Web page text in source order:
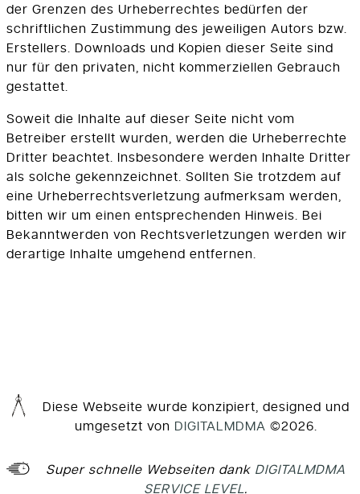
der Grenzen des Urheberrechtes bedürfen der
schriftlichen Zustimmung des jeweiligen Autors bzw.
Erstellers. Downloads und Kopien dieser Seite sind
nur für den privaten, nicht kommerziellen Gebrauch
gestattet.
Soweit die Inhalte auf dieser Seite nicht vom
Betreiber erstellt wurden, werden die Urheberrechte
Dritter beachtet. Insbesondere werden Inhalte Dritter
als solche gekennzeichnet. Sollten Sie trotzdem auf
eine Urheberrechtsverletzung aufmerksam werden,
bitten wir um einen entsprechenden Hinweis. Bei
Bekanntwerden von Rechtsverletzungen werden wir
derartige Inhalte umgehend entfernen.
Diese Webseite wurde konzipiert, designed und
umgesetzt von DIGITALMDMA ©2026.
Super schnelle Webseiten dank DIGITALMDMA
SERVICE LEVEL.